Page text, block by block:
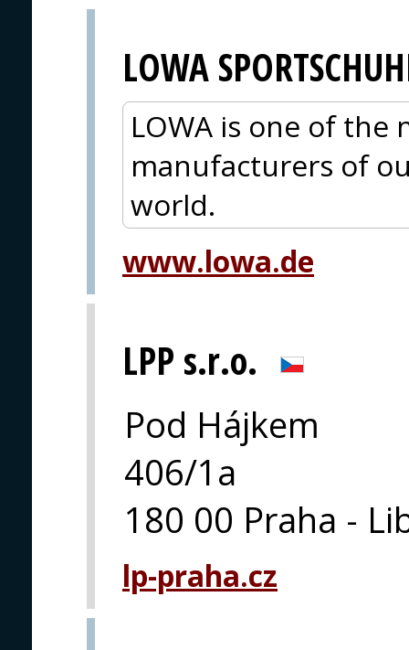
LOWA
LOWA is one of
manufacturers of
world.
www.lowa.de
LPP s.r.o.
Pod Hájkem
406/1a
180 00 Praha -
lp-praha.cz